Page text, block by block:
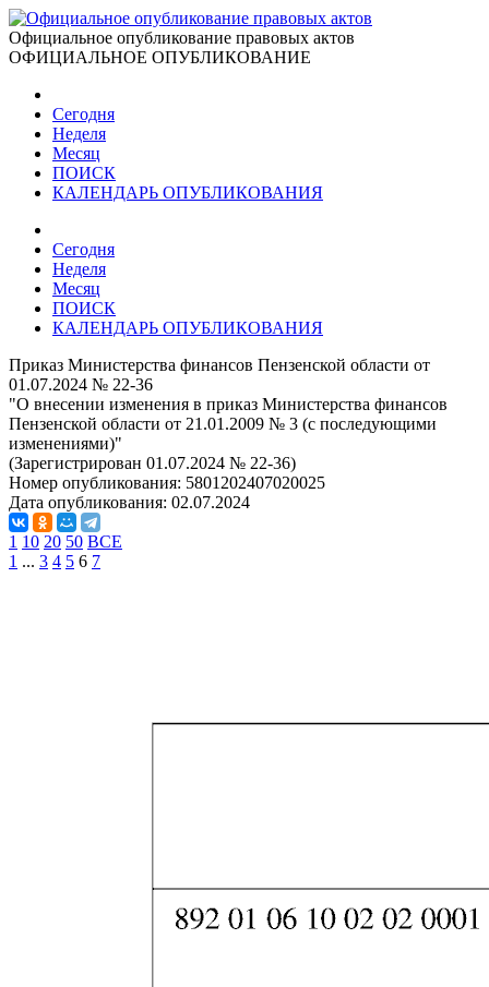
Официальное опубликование правовых актов
ОФИЦИАЛЬНОЕ ОПУБЛИКОВАНИЕ
Сегодня
Неделя
Месяц
ПОИСК
КАЛЕНДАРЬ ОПУБЛИКОВАНИЯ
Сегодня
Неделя
Месяц
ПОИСК
КАЛЕНДАРЬ ОПУБЛИКОВАНИЯ
Приказ Министерства финансов Пензенской области от
01.07.2024 № 22-36
"О внесении изменения в приказ Министерства финансов
Пензенской области от 21.01.2009 № 3 (с последующими
изменениями)"
(Зарегистрирован 01.07.2024 № 22-36)
Номер опубликования: 5801202407020025
Дата опубликования: 02.07.2024
1 10 20 50 ВСЕ
1 ... 3 4 5 6 7